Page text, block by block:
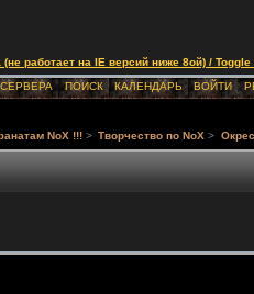
работает на IE версий ниже 8ой) /
ПОИСК КАЛЕНДАРЬ ВОЙТИ
NoX !!! > Творчество по NoX >